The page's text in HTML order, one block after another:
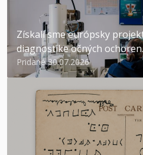
Získali sme európsky
diagnostike očných
Pridané 30.07.2026